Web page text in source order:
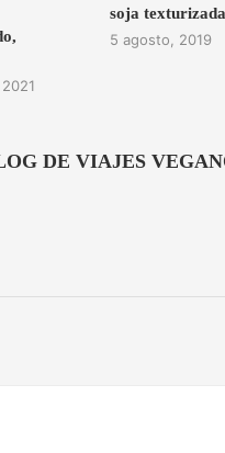
soja texturizada
5 agosto, 2019
DE VIAJES